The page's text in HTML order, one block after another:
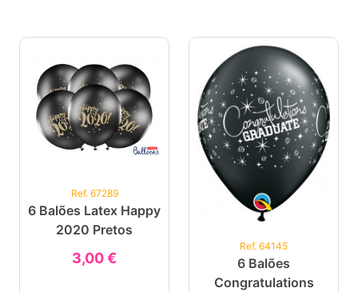
Ref. 67289
6 Balões Latex Happy
2020 Pretos
3,00 €
Ref. 64145
6 Balões
Congratulations